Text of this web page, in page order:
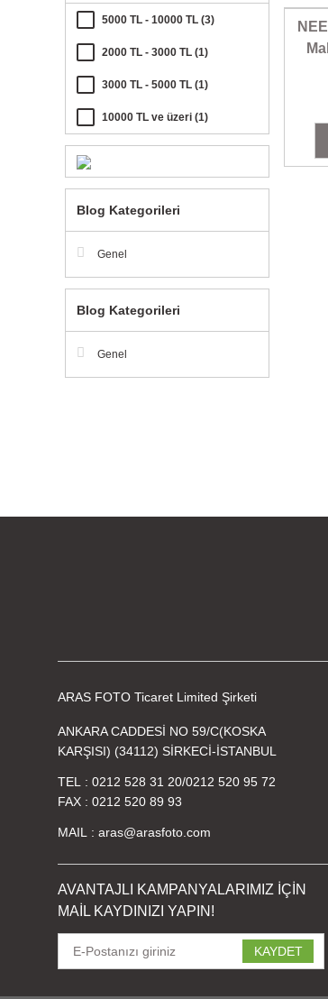
5000 TL - 10000 TL (3)
2000 TL - 3000 TL (1)
3000 TL - 5000 TL (1)
10000 TL ve üzeri (1)
Blog Kategorileri
Genel
Blog Kategorileri
Genel
ARAS FOTO Ticaret Limited Şirketi
ANKARA CADDESİ NO 59/C(KOSKA
KARŞISI) (34112) SİRKECİ-İSTANBUL
TEL 0212 528 31 20/0212 520 95 72
FAX
0212 520 89 93
MAIL aras@arasfoto.com
AVANTAJLI KAMPANYALARIMIZ İÇİN
MAİL KAYDINIZI YAPIN!
KAYDET